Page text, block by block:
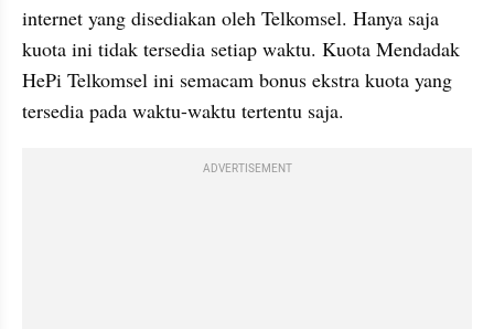
internet yang disediakan oleh Telkomsel. Hanya saja
kuota ini tidak tersedia setiap waktu. Kuota Mendadak
HePi Telkomsel ini semacam bonus ekstra kuota yang
tersedia pada waktu-waktu tertentu saja.
ADVERTISEMENT